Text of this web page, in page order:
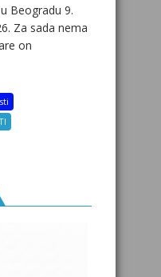
Beogradu 9.
Za sada nema
on